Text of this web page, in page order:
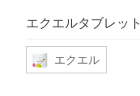
エクエルタブレット
エクエル